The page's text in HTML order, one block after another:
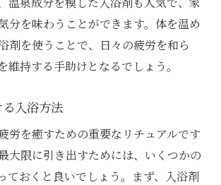
分を味わうことができます。体を温め
剤を使うことで、日々の疲労を和ら
維持する手助けとなるでしょう。
入浴方法
労を癒すための重要なリチュアルです
大限に引き出すためには、いくつかの
ておくと良いでしょう。まず、入浴剤